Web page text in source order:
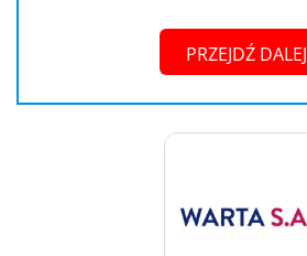
PRZEJDŹ DALEJ